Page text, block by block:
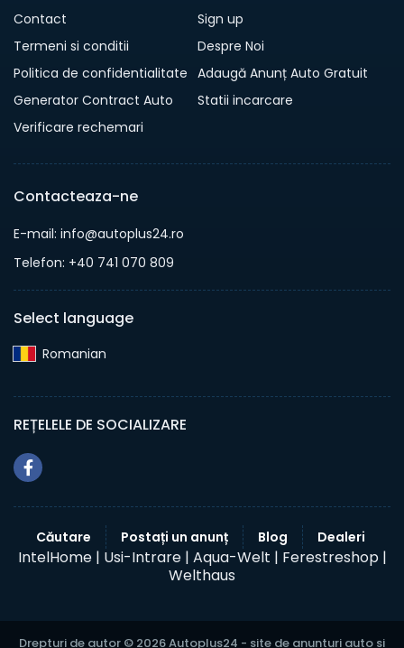
Contact
Sign up
Termeni si conditii
Despre Noi
Politica de confidentialitate Adaugă Anunț Auto Gratuit
Generator Contract Auto
Statii incarcare
Verificare rechemari
Contacteaza-ne
E-mail: info@autoplus24.ro
Telefon: +40 741 070 809
Select language
Romanian‎
REȚELELE DE SOCIALIZARE
Căutare Postați un anunț Blog Dealeri
IntelHome | Usi-Intrare | Aqua-Welt | Ferestreshop |
Welthaus
Drepturi de autor © 2026 Autoplus24 - site de anunturi auto si